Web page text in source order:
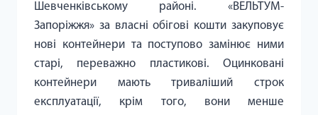
Шевченківському районі. «ВЕЛЬТУМ-
Запоріжжя» за власні обігові кошти закуповує
нові контейнери та поступово замінює ними
старі, переважно пластикові. Оцинковані
контейнери мають триваліший строк
експлуатації, крім того, вони менше